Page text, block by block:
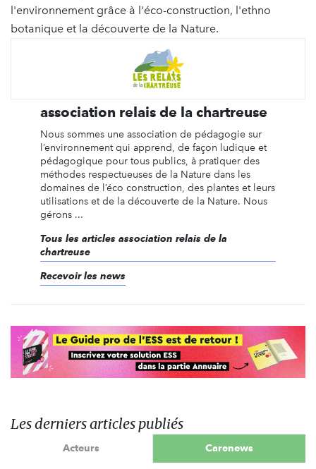
l'environnement grâce à l'éco-construction, l'ethno
botanique et la découverte de la Nature.
association relais de la chartreuse
Nous sommes une association de pédagogie sur
l’environnement qui apprend, de façon ludique et
pédagogique pour tous publics, à pratiquer des
méthodes respectueuses de la Nature dans les
domaines de l’éco construction, des plantes et leurs
utilisations et de la découverte de la Nature. Nous
gérons ...
Tous les articles association relais de la
chartreuse
Recevoir les news
Les derniers articles publiés
Acteurs Carenews